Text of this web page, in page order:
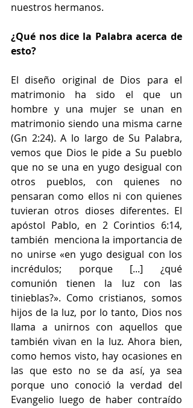
nuestros hermanos.
¿Qué nos dice la Palabra acerca de
esto?
El diseño original de Dios para el
matrimonio ha sido el que un
hombre y una mujer se unan en
matrimonio siendo una misma carne
(Gn 2:24). A lo largo de Su Palabra,
vemos que Dios le pide a Su pueblo
que no se una en yugo desigual con
otros pueblos, con quienes no
pensaran como ellos ni con quienes
tuvieran otros dioses diferentes. El
apóstol Pablo, en 2 Corintios 6:14,
también  menciona la importancia de
no unirse «en yugo desigual con los
incrédulos; porque [...] ¿qué
comunión tienen la luz con las
tinieblas?». Como cristianos, somos
hijos de la luz, por lo tanto, Dios nos
llama a unirnos con aquellos que
también vivan en la luz. Ahora bien,
como hemos visto, hay ocasiones en
las que esto no se da así, ya sea
porque uno conoció la verdad del
Evangelio luego de haber contraído